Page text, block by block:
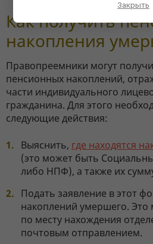
Как получить
накопления
Правопреемники могут
пенсионных накоплений,
части индивидуального
гражданина. Для этого
следующие действия:
Выяснить, где находятся
(это может быть
либо НПФ), а также их
Подать заявление в этот
накоплений умершего.
по месту нахождения
почтовым отправлением.
Закрыть